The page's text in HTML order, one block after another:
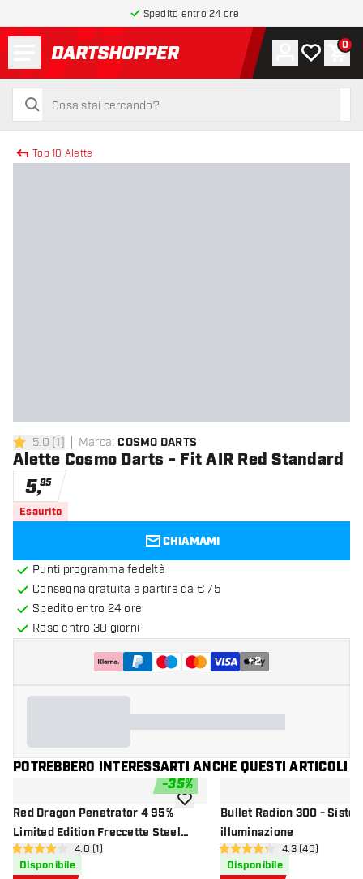
Spedito entro 24 ore
torna alla home page
cerca
cerca
Account
La mia0
Top 10 Alette
5 stelle di valutazione
5.0 [1] Marca: COSMO DARTS
Alette Cosmo Darts - Fit AIR Red Standard
5,95
Esaurito
CHIAMAMI
Punti programma fedeltà
Consegna gratuita a partire da € 75
Spedito entro 24 ore
Reso entro 30 giorni
+2
POTREBBERO INTERESSARTI ANCHE QUESTI ARTICOLI
-35%
Red Dragon Penetrator 4 95%
Limited Edition Freccette Steel
Darts
apri pannello recensioni
4 stelle di valutazione
4.0 (1)
Disponibile
aggiungi alla lista dei desideri
Bullet Radion 300 -
illuminazione
apri pannello
4.3 stelle di valutazione
4.3 (40)
Disponibile